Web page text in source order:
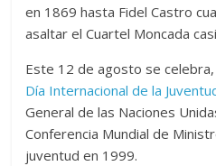
en 1869 hasta Fidel Castro
asaltar el Cuartel Moncada
Este 12 de agosto se
Día Internacional de la
General de las Naciones
Conferencia Mundial de
juventud en 1999.